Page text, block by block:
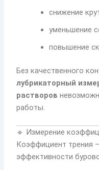
снижение
уменьшение
повышение
Без качественного
лубрикаторный
растворов
работы.
🔹 Измерение
Коэффициент трения
эффективности